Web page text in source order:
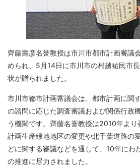
齊藤壽彦名誉教授は市川市都市計画審議
められ、5月14日に市川市の村越祐民市
状が贈られました。
市川市都市計画審議会は、都市計画に関
の諮問に応じた調査審議および関係行政
う機関です。齊藤名誉教授は2010年よ
計画生産緑地地区の変更や北千葉道路の
どに関する審議などを通して、10年にわ
の推進に尽力されました。